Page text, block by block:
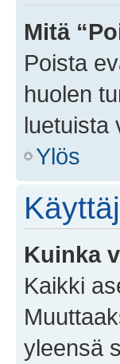
Mitä
Poista
huolen
luetuista
Ylös
Kuinka
Kaikki
yleensä